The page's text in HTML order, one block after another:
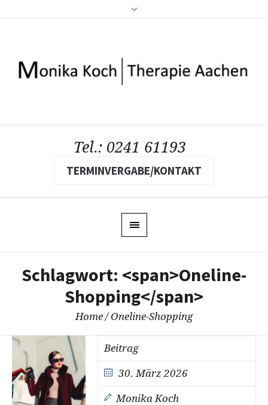
Tel.: 0241 61193
TERMINVERGABE/KONTAKT
Schlagwort: <span>Oneline-
Shopping</span>
Home /Oneline-Shopping
Beitrag
30. März 2026
Monika Koch